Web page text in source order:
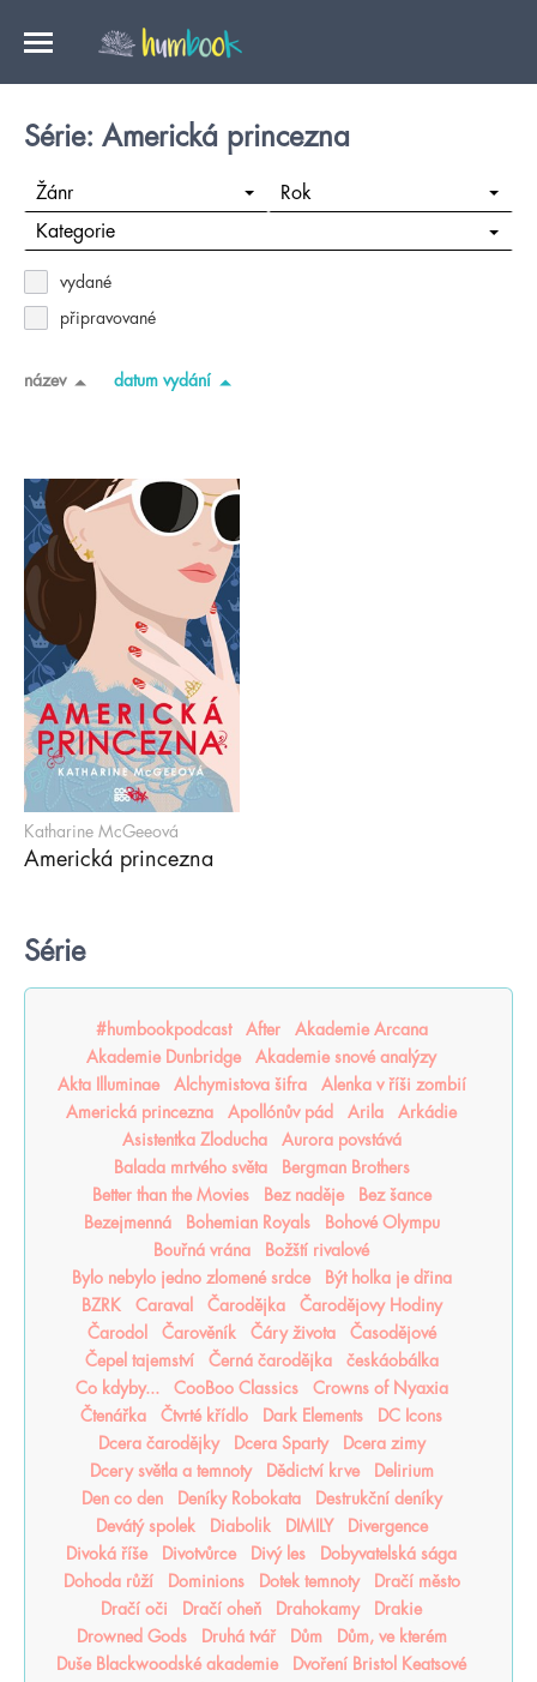
Série: Americká princezna
Žánr Rok
Kategorie
vydané
připravované
název datum vydání
Katharine McGeeová
Americká princezna
Série
#humbookpodcast After
Akademie Arcana
Akademie Dunbridge
Akademie snové analýzy
Akta Illuminae
Alchymistova šifra
Alenka v říši zombií
Americká princezna
Apollónův pád Arila
Arkádie
Asistentka Zloducha
Aurora povstává
Balada mrtvého světa
Bergman Brothers
Better than the Movies
Bez naděje
Bez šance
Bezejmenná
Bohemian Royals
Bohové Olympu
Bouřná vrána
Božští rivalové
Bylo nebylo jedno zlomené srdce
Být holka je dřina
BZRK
Caraval Čarodějka
Čarodějovy Hodiny
Čarodol
Čarověník Čáry života
Časodějové
Čepel tajemství
Černá čarodějka
českáobálka
Co kdyby...
CooBoo Classics
Crowns of Nyaxia
Čtenářka
Čtvrté křídlo Dark Elements
DC Icons
Dcera čarodějky
Dcera Sparty
Dcera zimy
Dcery světla a temnoty
Dědictví krve
Delirium
Den co den
Deníky Robokata
Destrukční deníky
Devátý spolek
Diabolik DIMILY
Divergence
Divoká říše
Divotvůrce Divý les
Dobyvatelská sága
Dohoda růží
Dominions Dotek temnoty
Dračí město
Dračí oči
Dračí oheň Drahokamy
Drakie
Drowned Gods
Druhá tvář Dům
Dům, ve kterém
Duše Blackwoodské akademie
Dvoření Bristol Keatsové